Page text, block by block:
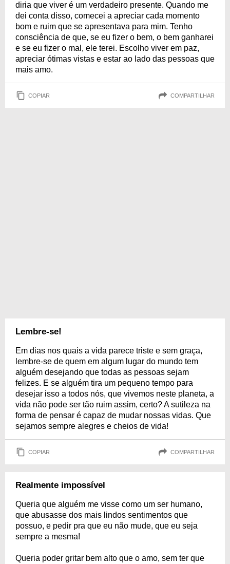
diria que viver é um verdadeiro presente. Quando me
dei conta disso, comecei a apreciar cada momento
bom e ruim que se apresentava para mim. Tenho
consciência de que, se eu fizer o bem, o bem ganharei
e se eu fizer o mal, ele terei. Escolho viver em paz,
apreciar ótimas vistas e estar ao lado das pessoas que
mais amo.
COPIAR COMPARTILHAR
Lembre-se!
Em dias nos quais a vida parece triste e sem graça,
lembre-se de quem em algum lugar do mundo tem
alguém desejando que todas as pessoas sejam
felizes. E se alguém tira um pequeno tempo para
desejar isso a todos nós, que vivemos neste planeta, a
vida não pode ser tão ruim assim, certo? A sutileza na
forma de pensar é capaz de mudar nossas vidas. Que
sejamos sempre alegres e cheios de vida!
COPIAR COMPARTILHAR
Realmente impossível
Queria que alguém me visse como um ser humano,
que abusasse dos mais lindos sentimentos que
possuo, e pedir pra que eu não mude, que eu seja
sempre a mesma!
Queria poder gritar bem alto que o amo, sem ter que